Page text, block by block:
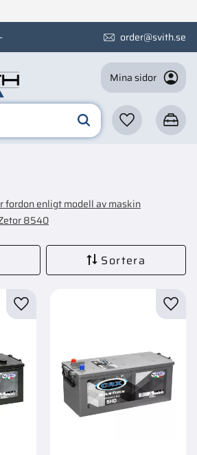
order@svith.se
Mina sidor
Favoriter
fordon enligt modell av maskin
8540
Sortera
Lägg till i favoriter